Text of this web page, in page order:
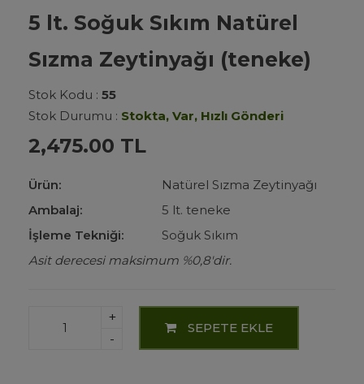
5 lt. Soğuk Sıkım Natürel
Sızma Zeytinyağı (teneke)
Stok Kodu : 55
Stok Durumu : Stokta, Var, Hızlı Gönderi
2,475.00 TL
Ürün:
Natürel Sızma Zeytinyağı
Ambalaj:
5 lt. teneke
İşleme Tekniği:
Soğuk Sıkım
Asit derecesi maksimum %0,8'dir.
+
-
SEPETE EKLE